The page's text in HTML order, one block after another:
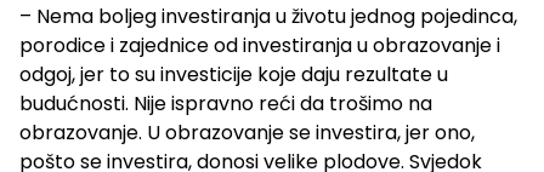
– Nema boljeg investiranja u životu jednog pojedinca,
porodice i zajednice od investiranja u obrazovanje i
odgoj, jer to su investicije koje daju rezultate u
budućnosti. Nije ispravno reći da trošimo na
obrazovanje. U obrazovanje se investira, jer ono,
pošto se investira, donosi velike plodove. Svjedok